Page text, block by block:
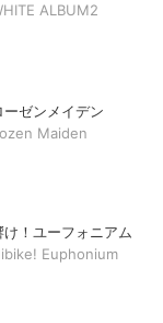
ALBUM2
ーゼンメイデン
Maiden
け！ユーフォニアム
Euphonium